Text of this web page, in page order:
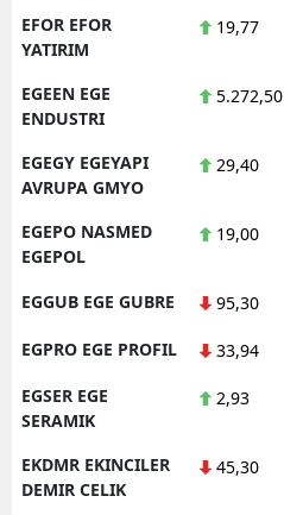
EFOR EFOR
YATIRIM
19,77
EGEEN EGE
ENDUSTRI
5.272,50
EGEGY EGEYAPI
AVRUPA GMYO
29,40
EGEPO NASMED
EGEPOL
19,00
EGGUB EGE GUBRE 95,30
EGPRO EGE PROFIL 33,94
EGSER EGE
SERAMIK
2,93
EKDMR EKINCILER
DEMIR CELIK
45,30